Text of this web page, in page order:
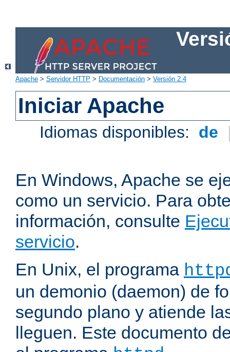
Apache > Servidor HTTP > Documentación > Versión 2.4
Iniciar Apache
Idiomas disponibles: de
En Windows, Apache se
como un servicio. Para
información, consulte
servicio.
En Unix, el programa
un demonio (daemon) de
segundo plano y atiende
lleguen. Este documento